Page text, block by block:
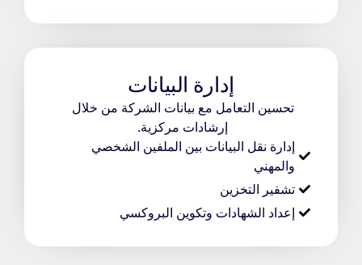
إدارة البيانات
تحسين التعامل مع بيانات الشركة من خلال
إرشادات مركزية.
إدارة نقل البيانات بين الملفين الشخصي
والمهني
تشفير التخزين
إعداد الشهادات وتكوين البروكسي